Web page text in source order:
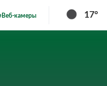
Веб-камеры 17°